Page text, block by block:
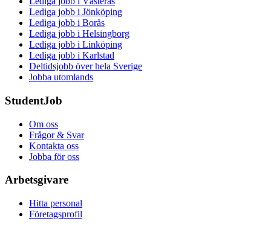
Lediga jobb i Jönköping
Lediga jobb i Borås
Lediga jobb i Helsingborg
Lediga jobb i Linköping
Lediga jobb i Karlstad
Deltidsjobb över hela Sverige
Jobba utomlands
StudentJob
Om oss
Frågor & Svar
Kontakta oss
Jobba för oss
Arbetsgivare
Hitta personal
Företagsprofil